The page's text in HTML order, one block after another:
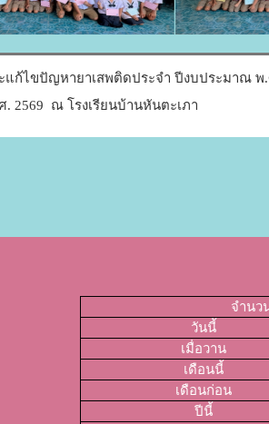
แก้ไขปัญหายาเสพติดประจำ ปีงบประมาณ พ.
2569 ณ โรงเรียนบ้านหันตะเภา
จำนว
วันนี้
เมื่อวาน
เดือนนี้
เดือนก่อน
ปีนี้